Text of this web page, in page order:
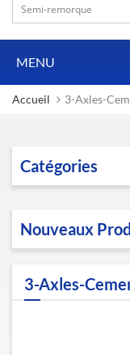
MENU
Accueil 3-Axles-
Catégories
Nouveaux
3-Axles-